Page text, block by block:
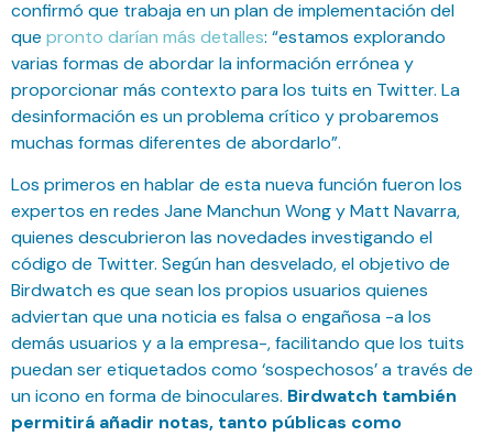
confirmó que trabaja en un plan de implementación del
que pronto darían más detalles: “estamos explorando
varias formas de abordar la información errónea y
proporcionar más contexto para los tuits en Twitter. La
desinformación es un problema crítico y probaremos
muchas formas diferentes de abordarlo”.
Los primeros en hablar de esta nueva función fueron los
expertos en redes Jane Manchun Wong y Matt Navarra,
quienes descubrieron las novedades investigando el
código de Twitter. Según han desvelado, el objetivo de
Birdwatch es que sean los propios usuarios quienes
adviertan que una noticia es falsa o engañosa -a los
demás usuarios y a la empresa-, facilitando que los tuits
puedan ser etiquetados como ‘sospechosos’ a través de
un icono en forma de binoculares. Birdwatch también
permitirá añadir notas, tanto públicas como